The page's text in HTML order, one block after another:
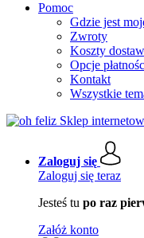
Pomoc
Gdzie jest
Zwroty
Koszty
Opcje
Kontakt
Wszystkie
Zaloguj się
Zaloguj się teraz
Jesteś tu po raz
Załóż konto